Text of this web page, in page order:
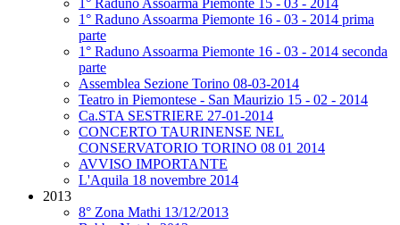
1° Raduno Assoarma Piemonte 16 - 03 - 2014 prima
parte
1° Raduno Assoarma Piemonte 16 - 03 - 2014 seconda
parte
Assemblea Sezione Torino 08-03-2014
Teatro in Piemontese - San Maurizio 15 - 02 - 2014
Ca.STA SESTRIERE 27-01-2014
CONCERTO TAURINENSE NEL
CONSERVATORIO TORINO 08 01 2014
AVVISO IMPORTANTE
L'Aquila 18 novembre 2014
2013
8° Zona Mathi 13/12/2013